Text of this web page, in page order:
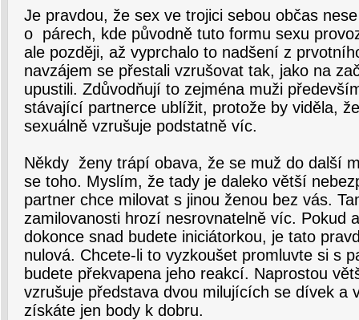
Je pravdou, že sex ve trojici sebou občas
o párech, kde původně tuto formu sexu
ale později, až vyprchalo to nadšení z
navzájem se přestali vzrušovat tak, jako na
upustili. Zdůvodňují to zejména muži
stávající partnerce ublížit, protože by viděla,
sexuálně vzrušuje podstatně víc.
Někdy ženy trápí obava, že se muž do další
se toho. Myslím, že tady je daleko větší
partner chce milovat s jinou ženou bez vás.
zamilovanosti hrozí nesrovnatelně víc. Pokud
dokonce snad budete iniciátorkou, je tato
nulová. Chcete-li to vyzkoušet promluvte si s
budete překvapena jeho reakcí. Naprostou
vzrušuje představa dvou milujících se dívek a
získáte jen body k dobru.